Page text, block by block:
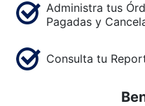
Administra tus
Pagadas y
Consulta tu